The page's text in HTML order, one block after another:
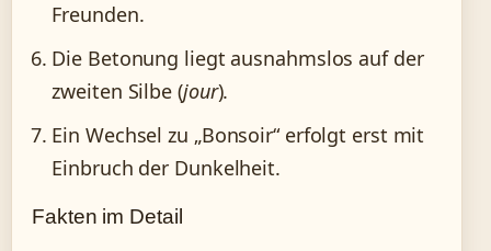
Freunden.
Die Betonung liegt ausnahmslos auf der
zweiten Silbe (jour).
Ein Wechsel zu „Bonsoir“ erfolgt erst mit
Einbruch der Dunkelheit.
Fakten im Detail